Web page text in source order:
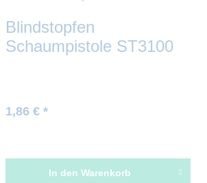
Blindstopfen
Schaumpistole ST3100
1,86 € *
In den Warenkorb